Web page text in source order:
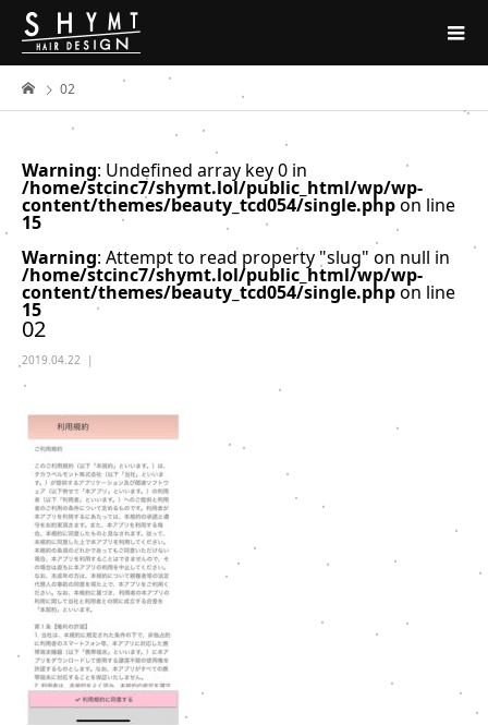
02
Warning: Undefined array key 0 in
/home/stcinc7/shymt.lol/public_html/wp/wp-
content/themes/beauty_tcd054/single.phpon line
15
Warning: Attempt to read property "slug" on null in
/home/stcinc7/shymt.lol/public_html/wp/wp-
content/themes/beauty_tcd054/single.phpon line
15
02
2019.04.22